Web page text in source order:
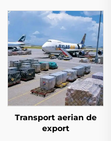
Transport aerian de
export